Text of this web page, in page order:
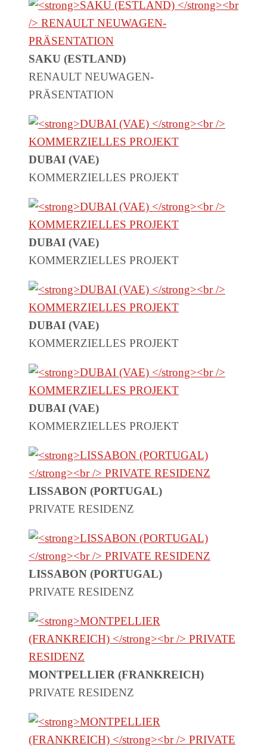
SAKU (ESTLAND)
RENAULT NEUWAGEN-
PRÄSENTATION
DUBAI (VAE)
KOMMERZIELLES PROJEKT
DUBAI (VAE)
KOMMERZIELLES PROJEKT
DUBAI (VAE)
KOMMERZIELLES PROJEKT
DUBAI (VAE)
KOMMERZIELLES PROJEKT
LISSABON (PORTUGAL)
PRIVATE RESIDENZ
LISSABON (PORTUGAL)
PRIVATE RESIDENZ
MONTPELLIER (FRANKREICH)
PRIVATE RESIDENZ